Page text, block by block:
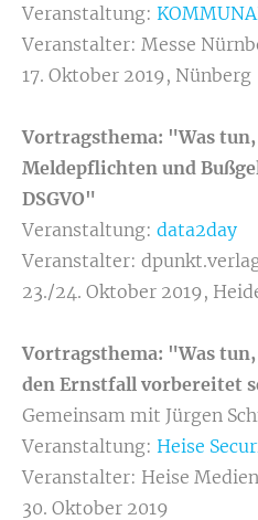
Veranstaltung:
Veranstalter: Messe
17. Oktober 2019, Nünberg
Vortragsthema: "Was
Meldepflichten und
DSGVO"
Veranstaltung: data2day
Veranstalter:
23./24. Oktober 2019,
Vortragsthema: "Was
den Ernstfall vorbereitet
Gemeinsam mit Jürgen
Veranstaltung: Heise
Veranstalter: Heise Medien
30. Oktober 2019